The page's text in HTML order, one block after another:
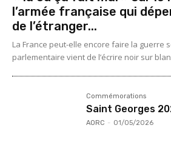
l’armée française qui
de l’étranger...
La France peut-elle encore faire la guerre
parlementaire vient de l’écrire noir sur
Commémorations
Saint Georges
AORC - 01/05/2026